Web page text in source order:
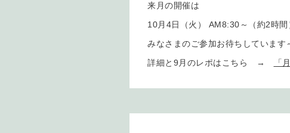
来月の開催は
10月4日（火） AM8:30～（約2時
みなさまのご参加お待ちしています
詳細と9月のレポはこちら →
「